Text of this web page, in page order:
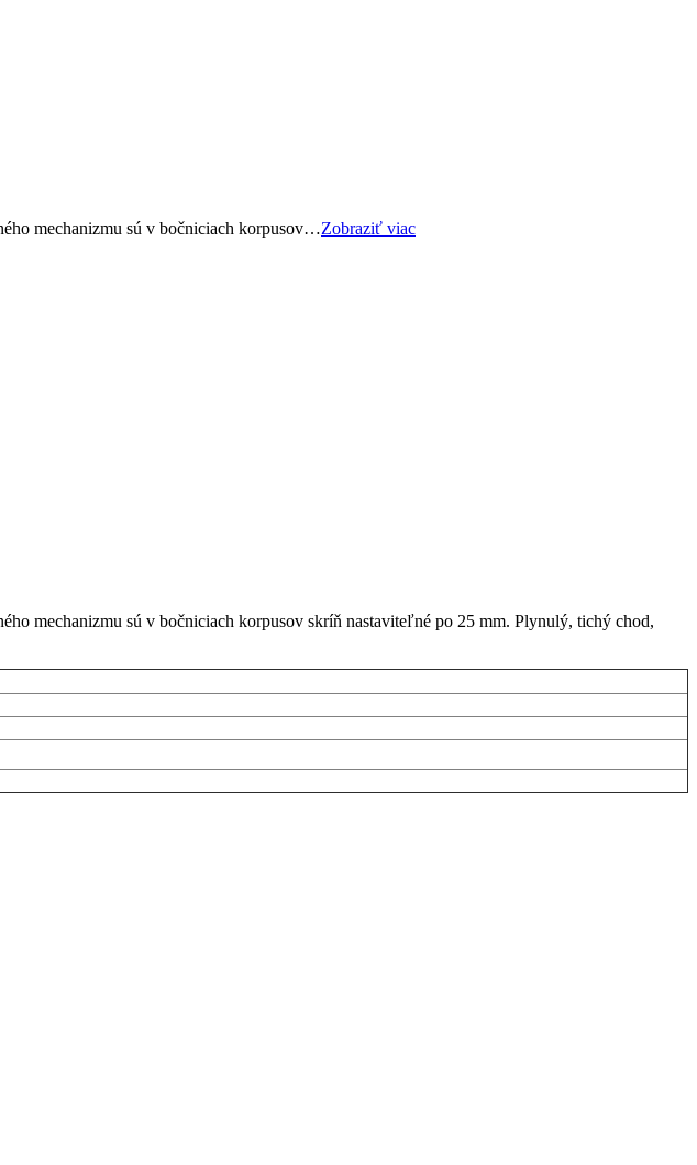
mechanizmu sú v bočniciach korpusov…Zobraziť viac
mechanizmu sú v bočniciach korpusov skríň nastaviteľné po 25 mm. Plynulý, tichý chod,